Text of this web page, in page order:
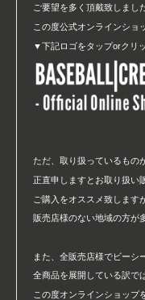
ご要望を多く頂戴致しまし
この度公式オンラインショ
▼下記ロゴをタップorクリ
ただ、取り扱っているもの
正直申しますとお取り扱い
ご購入をオススメ致します
販売店様のない地域の方が
また、全販売店様でビーシ
全商品を展開している訳で
この度オンラインショップ